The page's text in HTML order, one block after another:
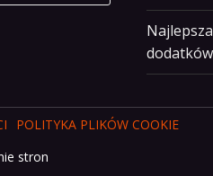
POLITYKA PLIKÓW COOKIE
stron